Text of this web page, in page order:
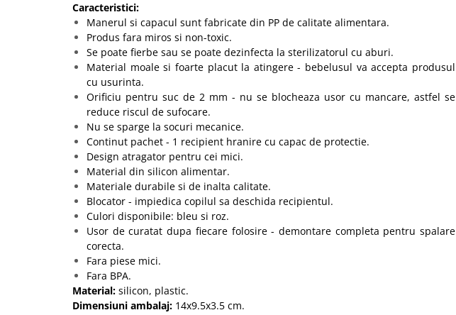
Caracteristici:
Manerul si capacul sunt fabricate din PP de calitate alimentara.
Produs fara miros si non-toxic.
Se poate fierbe sau se poate dezinfecta la sterilizatorul cu aburi.
Material moale si foarte placut la atingere - bebelusul va accepta produsul
cu usurinta.
Orificiu pentru suc de 2 mm - nu se blocheaza usor cu mancare, astfel se
reduce riscul de sufocare.
Nu se sparge la socuri mecanice.
Continut pachet - 1 recipient hranire cu capac de protectie.
Design atragator pentru cei mici.
Material din silicon alimentar.
Materiale durabile si de inalta calitate.
Blocator - impiedica copilul sa deschida recipientul.
Culori disponibile: bleu si roz.
Usor de curatat dupa fiecare folosire - demontare completa pentru spalare
corecta.
Fara piese mici.
Fara BPA.
Material: silicon, plastic.
Dimensiuni ambalaj: 14x9.5x3.5 cm.